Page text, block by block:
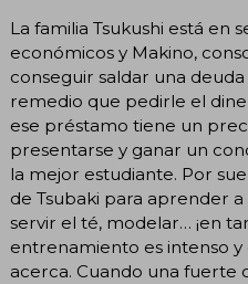
La familia Tsukushi está en
económicos y Makino,
conseguir saldar una
remedio que pedirle el
ese préstamo tiene un
presentarse y ganar un
la mejor estudiante. Por
de Tsubaki para aprender
servir el té, modelar… ¡en
entrenamiento es intenso y
acerca. Cuando una